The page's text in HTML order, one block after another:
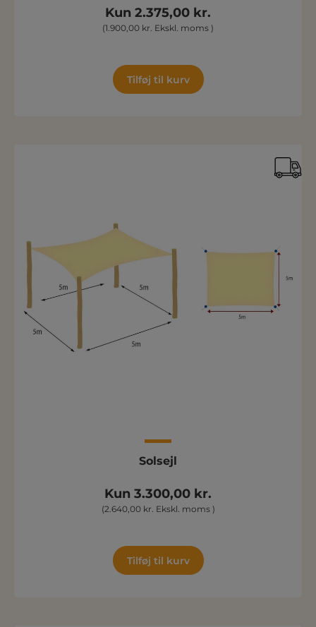
Kun 2.375,00 kr.
(1.900,00 kr. Ekskl. moms )
Tilføj til kurv
Solsejl
Kun 3.300,00 kr.
(2.640,00 kr. Ekskl. moms )
Tilføj til kurv